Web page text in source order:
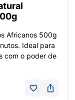
Africanos 500g
Ideal para
com o poder de